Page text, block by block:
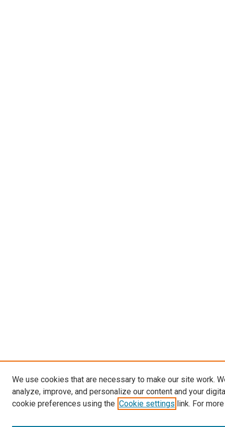
We use cookies that are necessary to make our site work.
analyze, improve, and personalize our content and your
cookie preferences using the Cookie settings link. For